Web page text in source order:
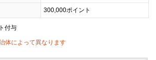
300,000ポイント
付与
体によって異なります